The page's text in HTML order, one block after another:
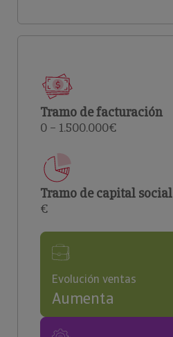
Tramo de facturación
0 – 1.500.000€
Tramo de capital social
€
Evolución ventas
Aumenta